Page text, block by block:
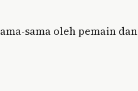
sama oleh pemain dan